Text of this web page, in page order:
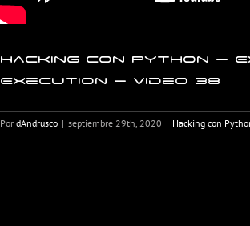
Hacking con Python –
Execution – Video 38
Por dAndrusco | septiembre 29th, 2020 | Hacking con